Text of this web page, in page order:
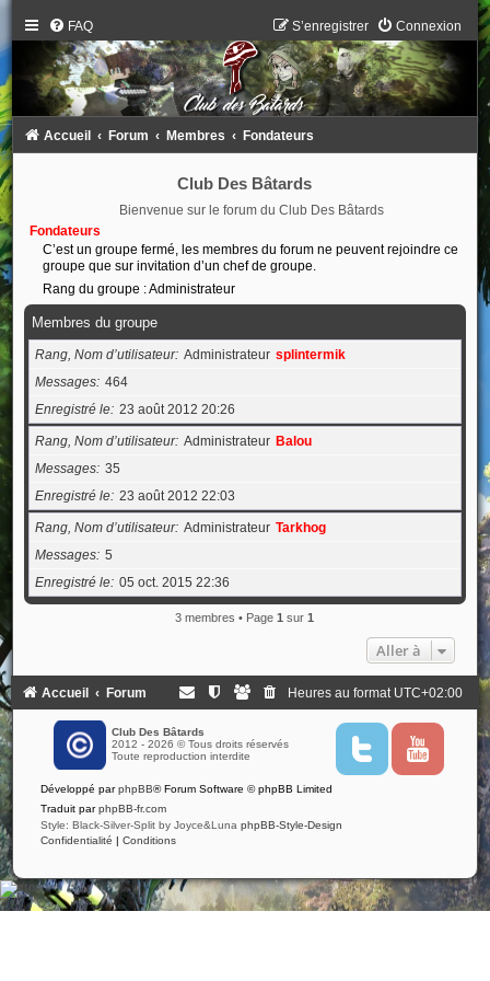
FAQ Connexion
S’enregistrer
Accueil Forum Membres Fondateurs
Club Des Bâtards
Bienvenue sur le forum du Club Des Bâtards
Fondateurs
C’est un groupe fermé, les membres du forum ne peuvent rejoindre ce
groupe que sur invitation d’un chef de groupe.
Rang du groupe : Administrateur
Membres du groupe
Rang, Nom d’utilisateur Administrateur splintermik
Messages 464
Enregistré le 23 août 2012 20:26
Rang, Nom d’utilisateur Administrateur Balou
Messages 35
Enregistré le 23 août 2012 22:03
Rang, Nom d’utilisateur Administrateur Tarkhog
Messages 5
Enregistré le 05 oct. 2015 22:36
3 membres • Page1 sur1
Aller à
Accueil Forum Heures au format UTC+02:00
Club Des Bâtards
2012 - 2026 © Tous droits réservés
Toute reproduction interdite
T
i
Y
u
Développé parphpBB® Forum Software © phpBB Limited
Traduit parphpBB-fr.com
Style: Black-Silver-Split by Joyce&Luna phpBB-Style-Design
Confidentialité | Conditions